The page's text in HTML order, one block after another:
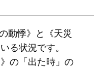
動悸》と《天災
る状況です。
の「出た時」の